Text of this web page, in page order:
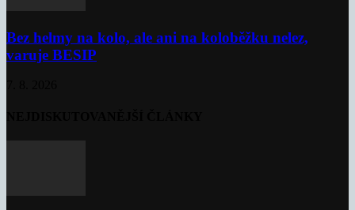
Bez helmy na kolo, ale ani na koloběžku nelez,
varuje BESIP